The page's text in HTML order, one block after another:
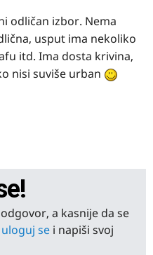
odličan izbor. Nema
usput ima nekoliko
itd. Ima dosta krivina,
nisi suviše urban
a kasnije da se
uloguj se i napiši svoj